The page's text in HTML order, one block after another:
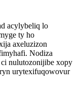
acylybeliq lo
ty ho
axeluzizon
Nodiza
nulutozonijibe xopy
urytexifuqowovur